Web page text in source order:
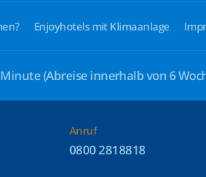
Enjoyhotels mit Klimaanlage
(Abreise innerhalb von 6
Anruf
0800 2818818